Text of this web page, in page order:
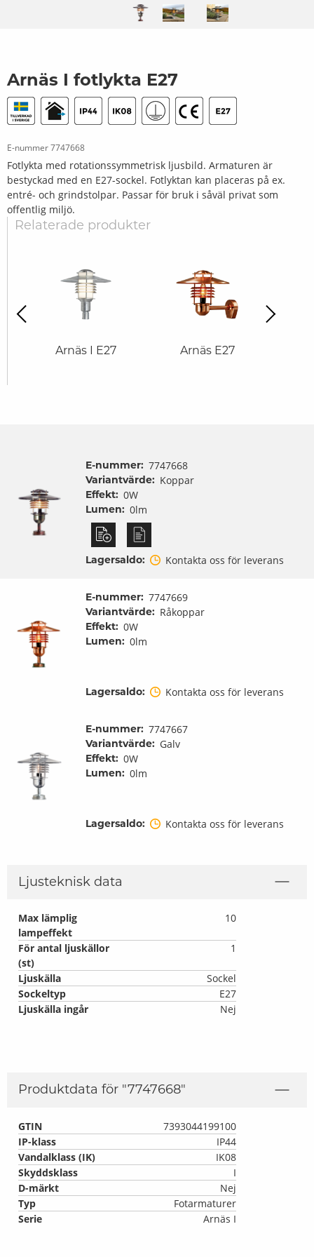
Arnäs I fotlykta E27
E-nummer7747668
Fotlykta med rotationssymmetrisk ljusbild. Armaturen är
bestyckad med en E27-sockel. Fotlyktan kan placeras på ex.
entré- och grindstolpar. Passar för bruk i såväl privat som
offentlig miljö.
Relaterade produkter
Arnäs I E27 Arnäs E27
Next
E-nummer: 7747668
Variantvärde: Koppar
Effekt: 0W
Lumen: 0lm
Lagersaldo: Kontakta oss för leverans
E-nummer: 7747669
Variantvärde: Råkoppar
Effekt: 0W
Lumen: 0lm
Lagersaldo: Kontakta oss för leverans
E-nummer: 7747667
Variantvärde: Galv
Effekt: 0W
Lumen: 0lm
Lagersaldo: Kontakta oss för leverans
Ljusteknisk data
Max lämplig
lampeffekt
10
För antal ljuskällor
(st)
1
Ljuskälla
Sockel
Sockeltyp
E27
Ljuskälla ingår
Nej
Produktdata för "7747668"
GTIN
7393044199100
IP-klass
IP44
Vandalklass (IK)
IK08
Skyddsklass
I
D-märkt
Nej
Typ
Fotarmaturer
Serie
Arnäs I